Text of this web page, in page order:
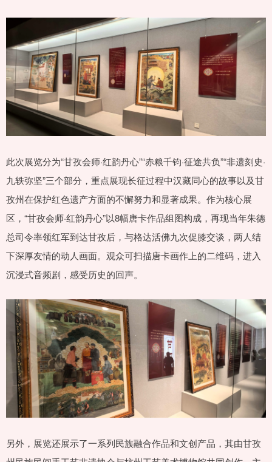
此次展览分为“甘孜会师·红韵丹心”“赤粮千钧·征途共负”“非遗刻史·
九轶弥坚”三个部分，重点展现长征过程中汉藏同心的故事以及甘
孜州在保护红色遗产方面的不懈努力和显著成果。作为核心展
区，“甘孜会师·红韵丹心”以8幅唐卡作品组图构成，再现当年朱德
总司令率领红军到达甘孜后，与格达活佛九次促膝交谈，两人结
下深厚友情的动人画面。观众可扫描唐卡画作上的二维码，进入
沉浸式音频剧，感受历史的回声。
另外，展览还展示了一系列民族融合作品和文创产品，其由甘孜